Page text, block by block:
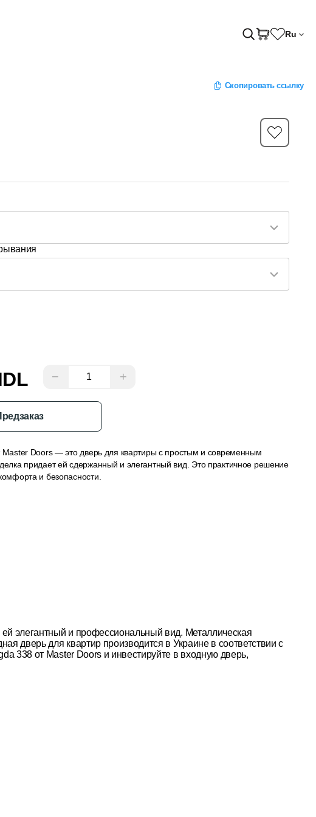
Ru
Скопировать ссылку
− +
Master Doors — это дверь для квартиры с простым и современным
придает ей сдержанный и элегантный вид. Это практичное решение
и безопасности.
элегантный и профессиональный вид. Металлическая
дверь для квартир производится в Украине в соответствии с
338 от Master Doors и инвестируйте в входную дверь,